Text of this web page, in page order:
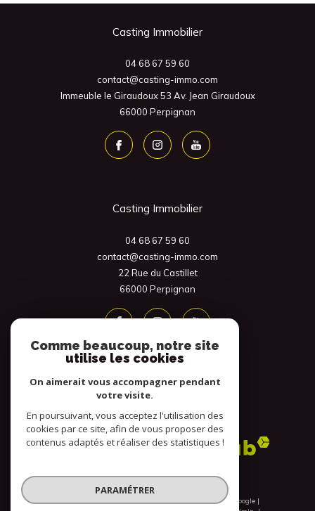
Casting Immobilier
04 68 67 59 60
contact@casting-immo.com
Immeuble le Giraudoux 53 Av. Jean Giraudoux
66000
Perpignan
Casting Immobilier
04 68 67 59 60
contact@casting-immo.com
22 Rue du Castillet
66000
Perpignan
Adhérents
© 2026 | Tous droits réservés | Traduction powered by Google |
Comme beaucoup, notre site
utilise les cookies
On aimerait vous accompagner pendant
votre visite.
En poursuivant, vous acceptez l'utilisation des
cookies par ce site, afin de vous proposer des
contenus adaptés et réaliser des statistiques !
PARAMÉTRER